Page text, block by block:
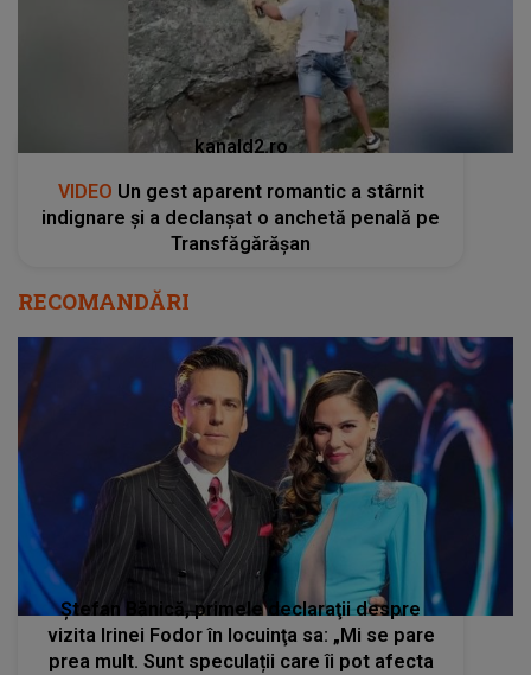
kanald2.ro
VIDEO Un gest aparent romantic a stârnit
indignare și a declanșat o anchetă penală pe
Transfăgărășan
RECOMANDĂRI
Ștefan Bănică, primele declaraţii despre
vizita Irinei Fodor în locuinţa sa: „Mi se pare
prea mult. Sunt speculații care îi pot afecta